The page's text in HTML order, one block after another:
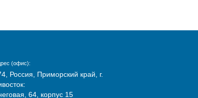
(офис):
Россия, Приморский край, г.
64, корпус 15